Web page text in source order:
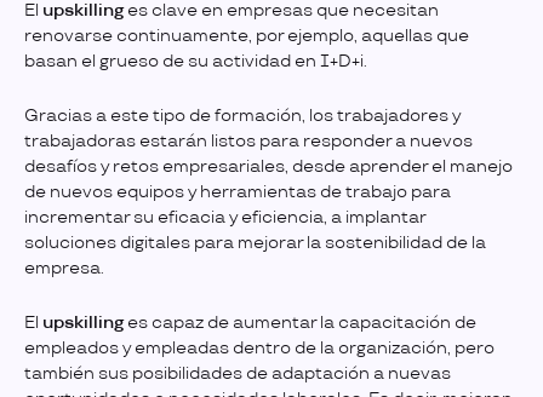
El upskillinges clave en empresas que necesitan
renovarse continuamente, por ejemplo, aquellas que
basan el grueso de su actividad en I+D+i.
Gracias a este tipo de formación, los trabajadores y
trabajadoras estarán listos para responder a nuevos
desafíos y retos empresariales, desde aprender el manejo
de nuevos equipos y herramientas de trabajo para
incrementar su eficacia y eficiencia, a implantar
soluciones digitales para mejorar la sostenibilidad de la
empresa.
El upskillinges capaz de aumentar la capacitación de
empleados y empleadas dentro de la organización, pero
también sus posibilidades de adaptación a nuevas